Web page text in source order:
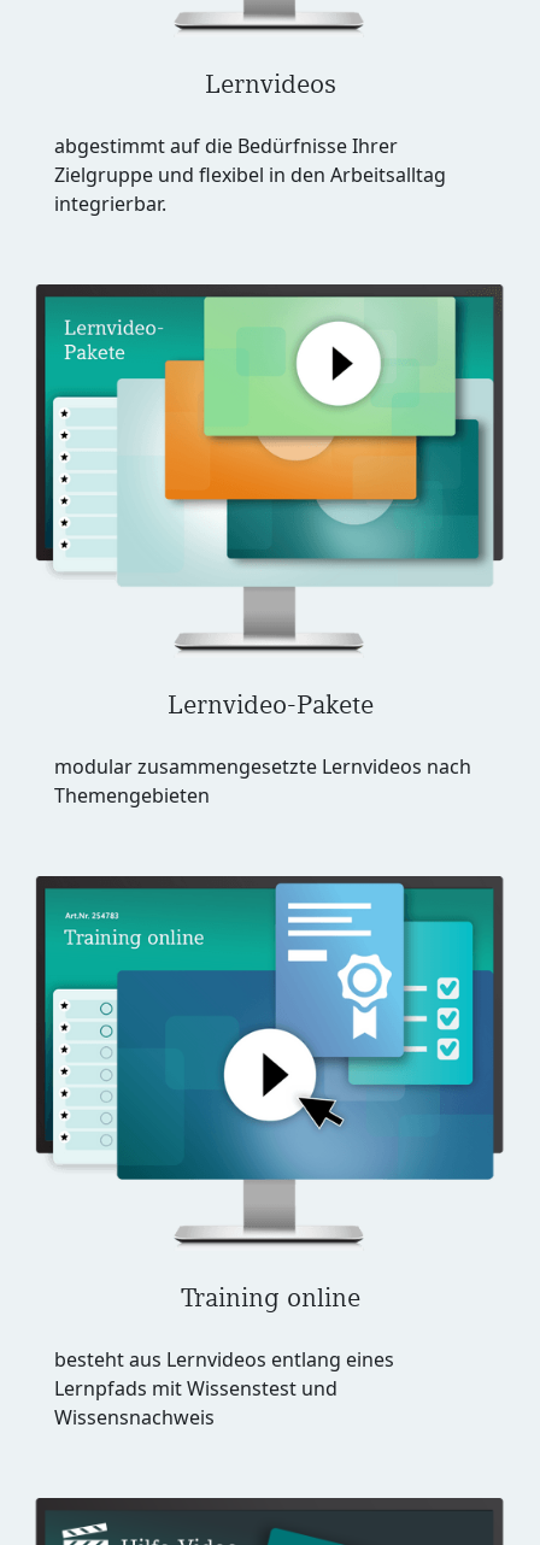
Lernvideos
abgestimmt auf die Bedürfnisse Ihrer
Zielgruppe und flexibel in den Arbeitsalltag
integrierbar.
Lernvideo-Pakete
modular zusammengesetzte Lernvideos nach
Themengebieten
Training online
besteht aus Lernvideos entlang eines
Lernpfads mit Wissenstest und
Wissensnachweis